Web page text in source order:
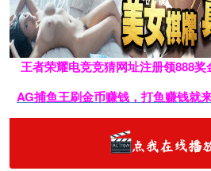
王者荣耀电竞竞猜网址注册领888奖
AG捕鱼王刷金币赚钱，打鱼赚钱就